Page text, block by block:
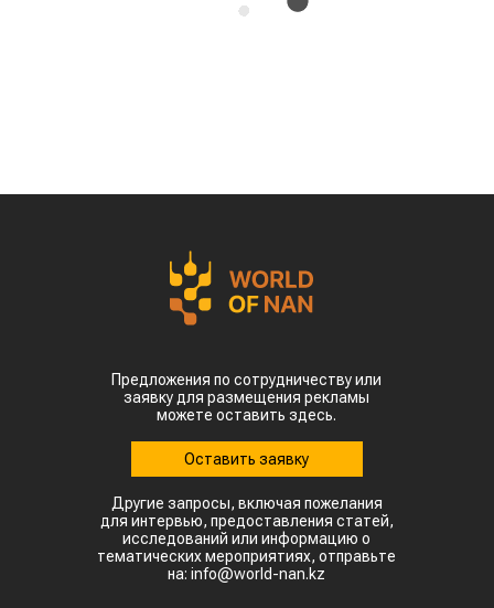
Предложения по сотрудничеству или
заявку для размещения рекламы
можете оставить здесь.
Оставить заявку
Другие запросы, включая пожелания
для интервью, предоставления статей,
исследований или информацию о
тематических мероприятиях, отправьте
на: info@world-nan.kz